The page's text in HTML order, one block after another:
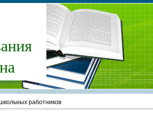
работников